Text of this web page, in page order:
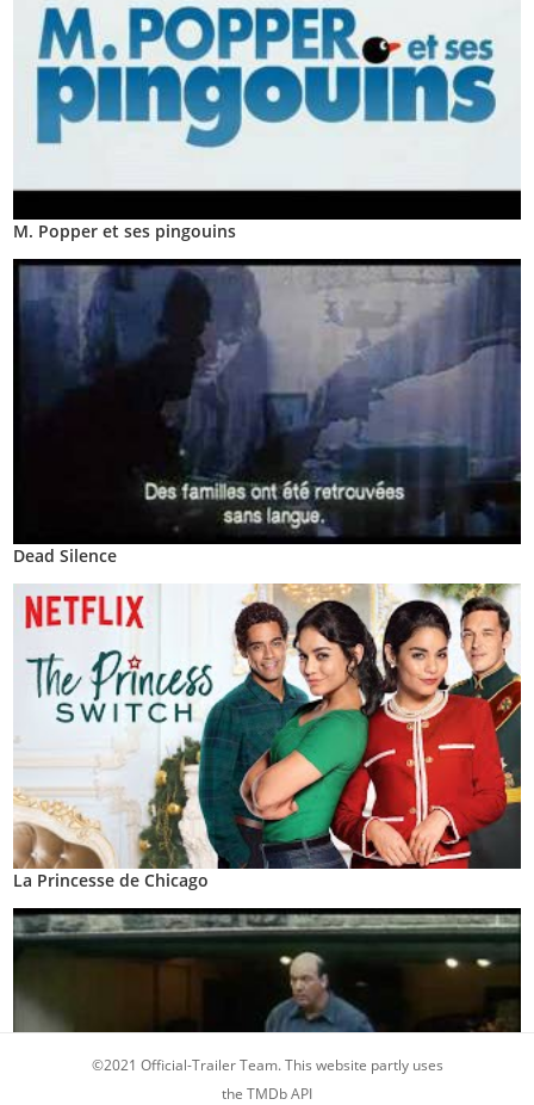
M. Popper et ses pingouins
Dead Silence
La Princesse de Chicago
©2021 Official-Trailer Team. This website partly uses
the TMDb API